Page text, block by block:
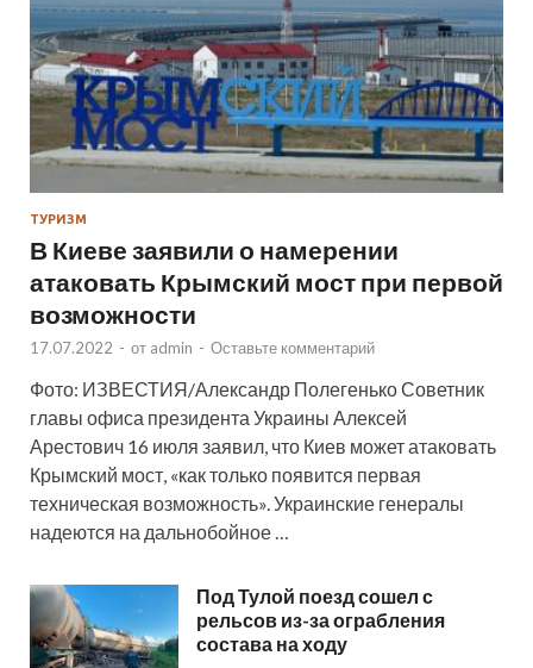
ТУРИЗМ
В Киеве заявили о намерении
атаковать Крымский мост при первой
возможности
17.07.2022 - от admin - Оставьте комментарий
Фото: ИЗВЕСТИЯ/Александр Полегенько Советник
главы офиса президента Украины Алексей
Арестович 16 июля заявил, что Киев может атаковать
Крымский мост, «как только появится первая
техническая возможность». Украинские генералы
надеются на дальнобойное …
Под Тулой поезд сошел с
рельсов из-за ограбления
состава на ходу